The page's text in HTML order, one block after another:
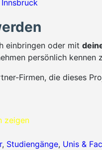
einbringen oder mit
persönlich kennen
Firmen, die dieses
zeigen
, Studiengänge, Unis &